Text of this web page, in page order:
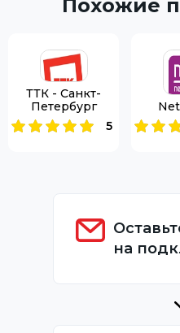
Похожие
ТТК - Санкт-
Петербург
5
на